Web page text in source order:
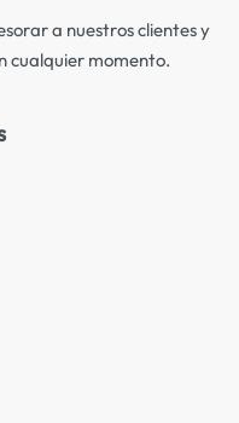
a nuestros clientes y
cualquier momento.